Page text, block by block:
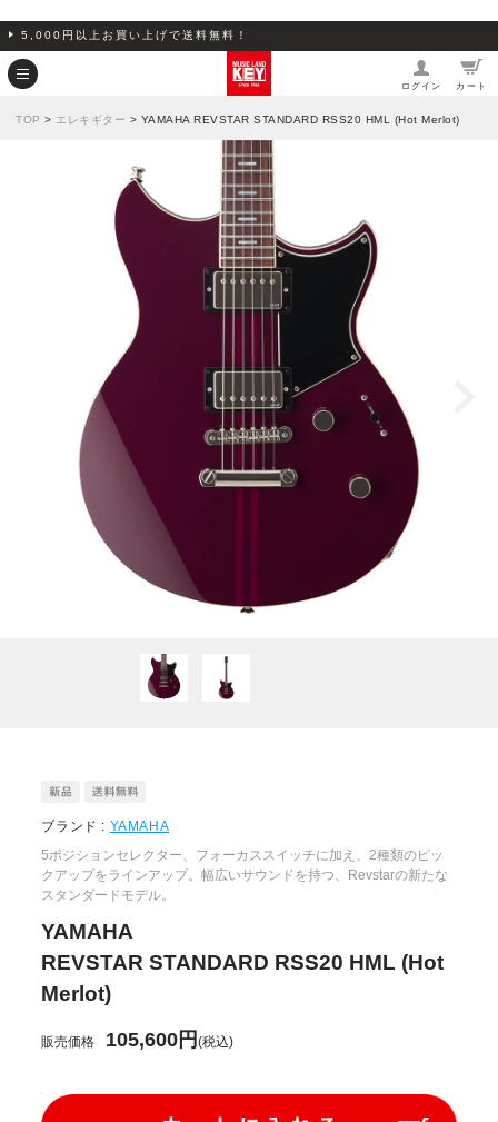
5,000円以上お買い上げで送料無料！
ログイン カート
TOP > エレキギター > YAMAHA REVSTAR STANDARD RSS20 HML (Hot Merlot)
ブランド : YAMAHA
5ポジションセレクター、フォーカススイッチに加え、2種類のピッ
クアップをラインアップ。幅広いサウンドを持つ、Revstarの新たな
スタンダードモデル。
YAMAHA
REVSTAR STANDARD RSS20 HML (Hot
Merlot)
販売価格 105,600円(税込)